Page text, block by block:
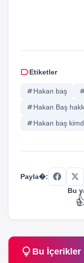
labelEtiketler
tagHakan baş
tagHakan Baş
tagHakan baş
Payla�:
Bu
lightbulb Bu İçerikler